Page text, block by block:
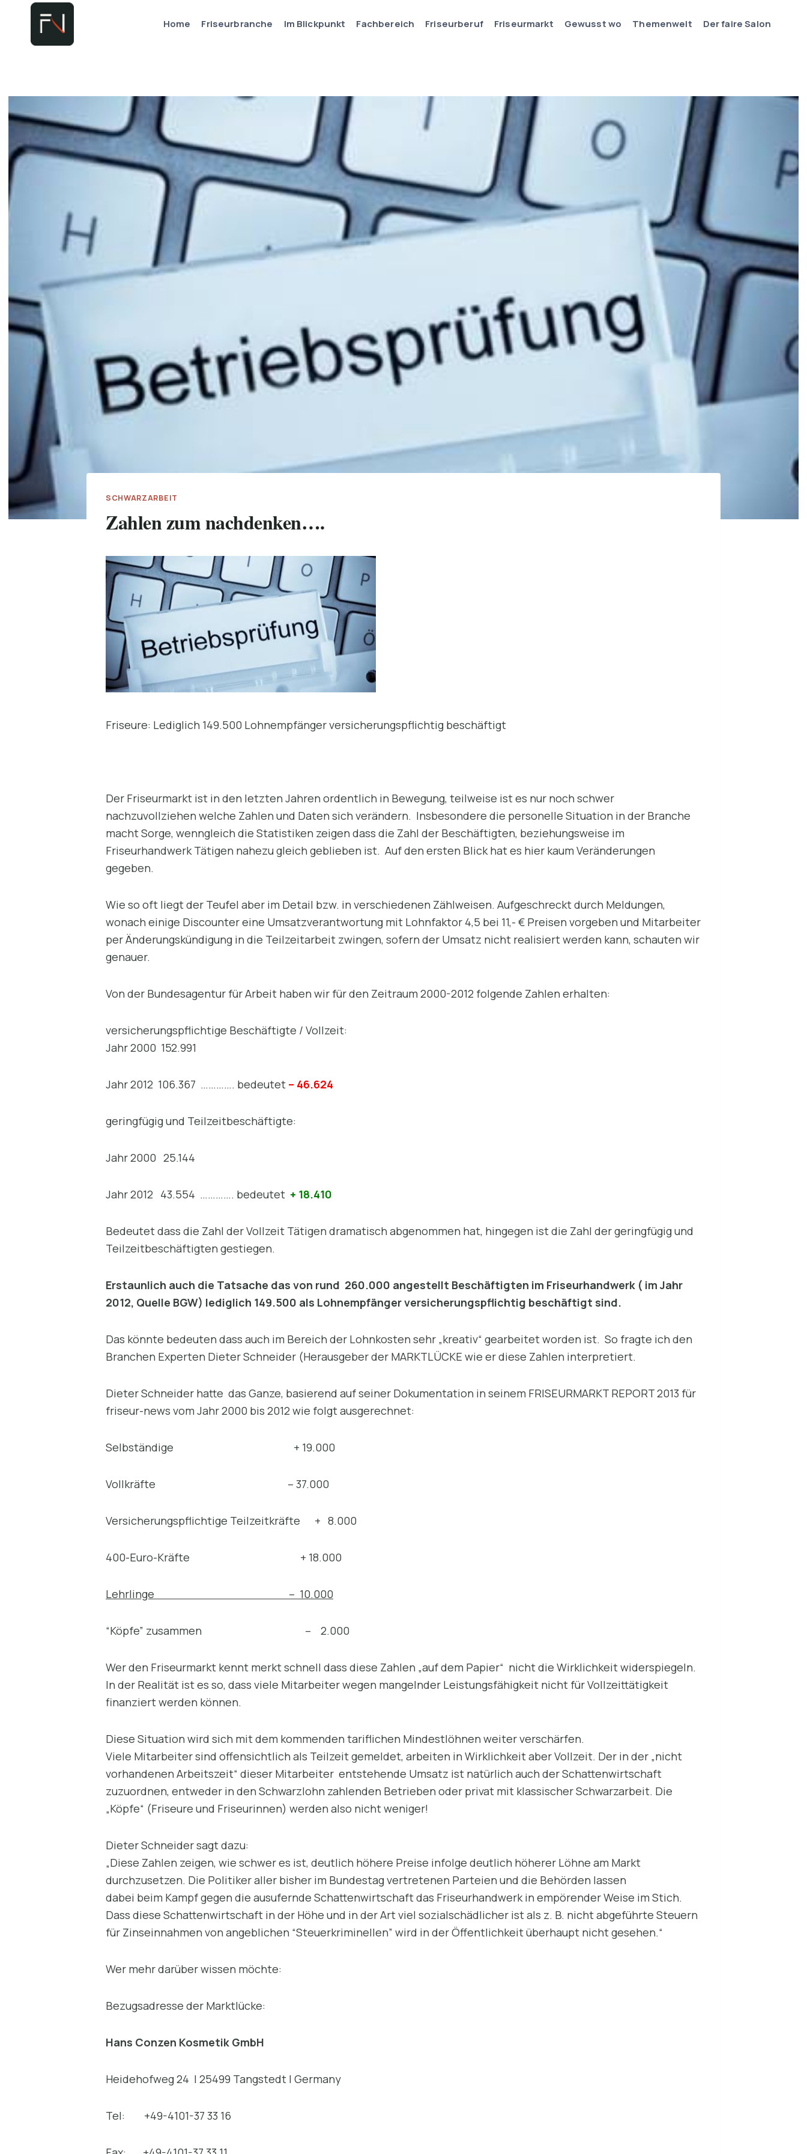
springen
Home Friseurbranche Im Blickpunkt Fachbereich Friseurberuf Friseurmarkt Gewusst wo Themenwelt Der faire Salon
SCHWARZARBEIT
Zahlen zum nachdenken….
Friseure: Lediglich 149.500 Lohnempfänger versicherungspflichtig beschäftigt
Der Friseurmarkt ist in den letzten Jahren ordentlich in Bewegung, teilweise ist es nur noch schwer
nachzuvollziehen welche Zahlen und Daten sich verändern. Insbesondere die personelle Situation in der Branche
macht Sorge, wenngleich die Statistiken zeigen dass die Zahl der Beschäftigten, beziehungsweise im
Friseurhandwerk Tätigen nahezu gleich geblieben ist. Auf den ersten Blick hat es hier kaum Veränderungen
gegeben.
Wie so oft liegt der Teufel aber im Detail bzw. in verschiedenen Zählweisen. Aufgeschreckt durch Meldungen,
wonach einige Discounter eine Umsatzverantwortung mit Lohnfaktor 4,5 bei 11,- € Preisen vorgeben und Mitarbeiter
per Änderungskündigung in die Teilzeitarbeit zwingen, sofern der Umsatz nicht realisiert werden kann, schauten wir
genauer.
Von der Bundesagentur für Arbeit haben wir für den Zeitraum 2000-2012 folgende Zahlen erhalten:
versicherungspflichtige Beschäftigte / Vollzeit:
Jahr 2000 152.991
Jahr 2012 106.367 …………. bedeutet – 46.624
geringfügig und Teilzeitbeschäftigte:
Jahr 2000 25.144
Jahr 2012 43.554 …………. bedeutet + 18.410
Bedeutet dass die Zahl der Vollzeit Tätigen dramatisch abgenommen hat, hingegen ist die Zahl der geringfügig und
Teilzeitbeschäftigten gestiegen.
Erstaunlich auch die Tatsache das von rund 260.000 angestellt Beschäftigten im Friseurhandwerk ( im Jahr
2012, Quelle BGW) lediglich 149.500 als Lohnempfänger versicherungspflichtig beschäftigt sind.
Das könnte bedeuten dass auch im Bereich der Lohnkosten sehr „kreativ“ gearbeitet worden ist. So fragte ich den
Branchen Experten Dieter Schneider (Herausgeber der MARKTLÜCKE wie er diese Zahlen interpretiert.
Dieter Schneider hatte das Ganze, basierend auf seiner Dokumentation in seinem FRISEURMARKT REPORT 2013 für
friseur-news vom Jahr 2000 bis 2012 wie folgt ausgerechnet:
Selbständige + 19.000
Vollkräfte – 37.000
Versicherungspflichtige Teilzeitkräfte + 8.000
400-Euro-Kräfte + 18.000
Lehrlinge – 10.000
“Köpfe” zusammen – 2.000
Wer den Friseurmarkt kennt merkt schnell dass diese Zahlen „auf dem Papier“ nicht die Wirklichkeit widerspiegeln.
In der Realität ist es so, dass viele Mitarbeiter wegen mangelnder Leistungsfähigkeit nicht für Vollzeittätigkeit
finanziert werden können.
Diese Situation wird sich mit dem kommenden tariflichen Mindestlöhnen weiter verschärfen.
Viele Mitarbeiter sind offensichtlich als Teilzeit gemeldet, arbeiten in Wirklichkeit aber Vollzeit. Der in der „nicht
vorhandenen Arbeitszeit“ dieser Mitarbeiter entstehende Umsatz ist natürlich auch der Schattenwirtschaft
zuzuordnen, entweder in den Schwarzlohn zahlenden Betrieben oder privat mit klassischer Schwarzarbeit. Die
„Köpfe“ (Friseure und Friseurinnen) werden also nicht weniger!
Dieter Schneider sagt dazu:
„Diese Zahlen zeigen, wie schwer es ist, deutlich höhere Preise infolge deutlich höherer Löhne am Markt
durchzusetzen. Die Politiker aller bisher im Bundestag vertretenen Parteien und die Behörden lassen
dabei beim Kampf gegen die ausufernde Schattenwirtschaft das Friseurhandwerk in empörender Weise im Stich.
Dass diese Schattenwirtschaft in der Höhe und in der Art viel sozialschädlicher ist als z. B. nicht abgeführte Steuern
für Zinseinnahmen von angeblichen “Steuerkriminellen” wird in der Öffentlichkeit überhaupt nicht gesehen.“
Wer mehr darüber wissen möchte:
Bezugsadresse der Marktlücke:
Hans Conzen Kosmetik GmbH
Heidehofweg 24 | 25499 Tangstedt | Germany
Tel: +49-4101-37 33 16